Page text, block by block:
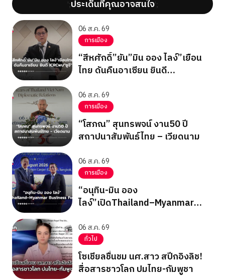
';ประเด็นที่คุณอาจสนใจ';
06 ส.ค. 69
การเมือง
“สีหศักดิ์”ยัน”มิน ออง ไลง์”เยือน
ไทย ดันคืนอาเซียน ยินดี
06 ส.ค. 69
การเมือง
“โสภณ” สุนทรพจน์ งาน50 ปี
สถาปนาสัมพันธ์ไทย – เวียดนาม
06 ส.ค. 69
การเมือง
“อนุทิน-มิน ออง
ไลง์”เปิดThailand–Myanmar
06 ส.ค. 69
ทั่วไป
โซเชียลชื่นชม นศ.สาว สปีกอิงลิช!
สื่อสารชาวโลก ปมไทย-กัมพูชา